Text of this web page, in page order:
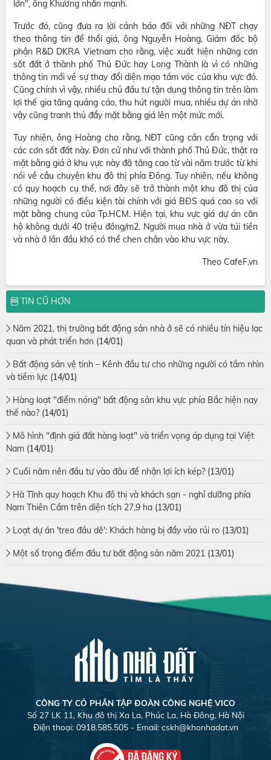
lớn", ông Khương nhấn mạnh.
Trước đó, cũng đưa ra lời cảnh báo đối với những NĐT chạy
theo thông tin để thổi giá, ông Nguyễn Hoàng, Giám đốc bộ
phận R&D DKRA Vietnam cho rằng, việc xuất hiện những cơn
sốt đất ở thành phố Thủ Đức hay Long Thành là vì có những
thông tin mới về sự thay đổi diện mạo tầm vóc của khu vực đó.
Cũng chính vì vậy, nhiều chủ đầu tư tận dụng thông tin trên làm
lợi thế gia tăng quảng cáo, thu hút người mua, nhiều dự án nhờ
vậy cũng tranh thủ đẩy mặt bằng giá lên một mức mới.
Tuy nhiên, ông Hoàng cho rằng, NĐT cũng cần cẩn trọng với
các cơn sốt đất này. Đơn cử như với thành phố Thủ Đức, thật ra
mặt bằng giá ở khu vực này đã tăng cao từ vài năm trước từ khi
nói về câu chuyện khu đô thị phía Đông. Tuy nhiên, nếu không
có quy hoạch cụ thể, nơi đây sẽ trở thành một khu đô thị của
những người có điều kiện tài chính với giá BĐS quá cao so với
mặt bằng chung của Tp.HCM. Hiện tại, khu vực giá dự án căn
hộ không dưới 40 triệu đồng/m2. Người mua nhà ở vừa túi tiền
và nhà ở lần đầu khó có thể chen chân vào khu vực này.
Theo CafeF.vn
TIN CŨ HƠN
Năm 2021, thị trường bất động sản nhà ở sẽ có nhiều tín hiệu lạc
quan và phát triển hơn (14/01)
Bất động sản vệ tinh – Kênh đầu tư cho những người có tầm nhìn
và tiềm lực (14/01)
Hàng loạt "điểm nóng" bất động sản khu vực phía Bắc hiện nay
thế nào? (14/01)
Mô hình "định giá đất hàng loạt" và triển vọng áp dụng tại Việt
Nam (14/01)
Cuối năm nên đầu tư vào đâu để nhận lợi ích kép? (13/01)
Hà Tĩnh quy hoạch Khu đô thị và khách sạn - nghỉ dưỡng phía
Nam Thiên Cầm trên diện tích 27,9 ha (13/01)
Loạt dự án 'treo đầu dê': Khách hàng bị đẩy vào rủi ro (13/01)
Một số trọng điểm đầu tư bất động sản năm 2021 (13/01)
CÔNG TY CỎ PHẦN TẬP ĐOÀN CÔNG NGHỆ VICO
Số 27 LK 11, Khu đô thị Xa La, Phúc La, Hà Đông, Hà Nội
Điện thoại: 0918.585.505 - Email: cskh@khonhadat.vn